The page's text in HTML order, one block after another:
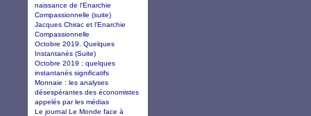
naissance de l'Enarchie
Compassionnelle (suite)
Jacques Chirac et l'Enarchie
Compassionnelle
Octobre 2019. Quelques
Instantanés (Suite)
Octobre 2019 : quelques
instantanés significatifs
Monnaie : les analyses
désespérantes des économistes
appelés par les médias
Le journal Le Monde face à